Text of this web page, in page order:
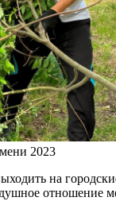
2023
на
отношение